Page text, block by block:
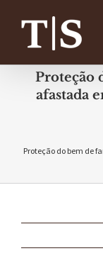
conteúdo
Proteção
afastada
Proteção do bem de